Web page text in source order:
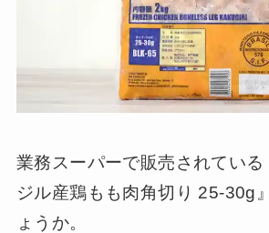
業務スーパーで販売されている
ジル産鶏もも肉角切り 25-30g
ょうか。